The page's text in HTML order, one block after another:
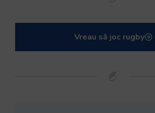
Vreau să joc rugby